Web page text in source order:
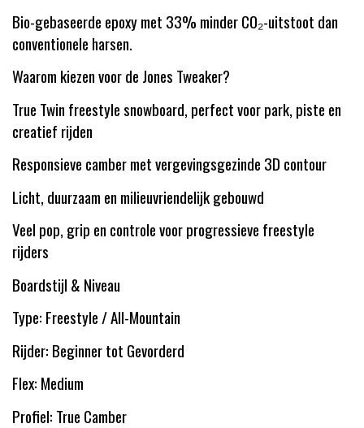
Bio-gebaseerde epoxy met 33% minder CO₂-uitstoot dan
conventionele harsen.
Waarom kiezen voor de Jones Tweaker?
True Twin freestyle snowboard, perfect voor park, piste en
creatief rijden
Responsieve camber met vergevingsgezinde 3D contour
Licht, duurzaam en milieuvriendelijk gebouwd
Veel pop, grip en controle voor progressieve freestyle
rijders
Boardstijl & Niveau
Type: Freestyle / All-Mountain
Rijder: Beginner tot Gevorderd
Flex: Medium
Profiel: True Camber